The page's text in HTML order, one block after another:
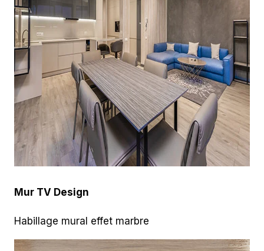
Mur TV Design
Habillage mural effet marbre